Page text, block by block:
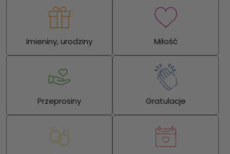
Imieniny, urodziny Miłość
Przeprosiny Gratulacje